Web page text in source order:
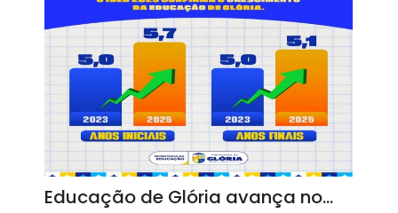
Educação de Glória avança no…